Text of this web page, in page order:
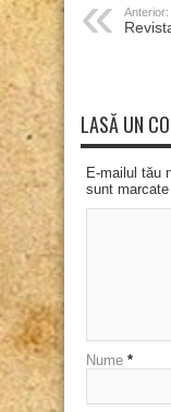
Anterior:
LASĂ UN
E-mailul tău
sunt
Nume *